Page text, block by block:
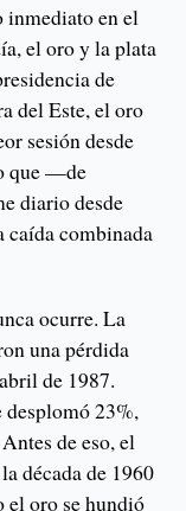
en el
el oro y la plata
de
del Este, el oro
sesión desde
que —de
diario desde
caída combinada
ocurre. La
una pérdida
de 1987.
desplomó 23%,
de eso, el
década de 1960
el oro se hundió